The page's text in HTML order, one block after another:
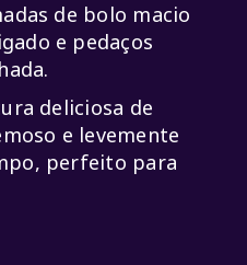
de bolo macio
e pedaços
deliciosa de
e levemente
perfeito para